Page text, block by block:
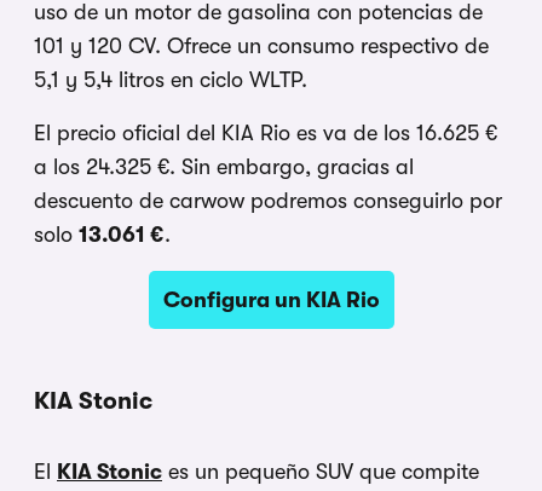
uso de un motor de gasolina con potencias de
101 y 120 CV. Ofrece un consumo respectivo de
5,1 y 5,4 litros en ciclo WLTP.
El precio oficial del KIA Rio es va de los 16.625 €
a los 24.325 €. Sin embargo, gracias al
descuento de carwow podremos conseguirlo por
solo 13.061 €.
Configura un KIA Rio
KIA Stonic
El KIA Stonic es un pequeño SUV que compite